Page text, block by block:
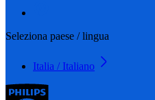
Seleziona paese / lingua
Italia / Italiano